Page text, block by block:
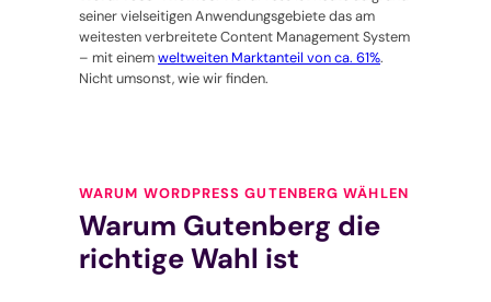
seiner vielseitigen Anwendungsgebiete das am
weitesten verbreitete Content Management System
– mit einemweltweiten Marktanteil von ca. 61%.
Nicht umsonst, wie wir finden.
WARUM WORDPRESS GUTENBERG WÄHLEN
Warum Gutenberg die
richtige Wahl ist